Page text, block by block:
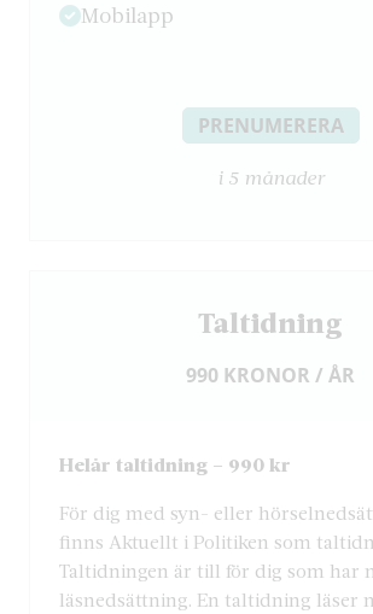
Mobilapp
PRENUMERERA
i 5 månader
Taltidning
990 KRONOR / ÅR
Helår taltidning – 990 kr
För dig med syn- eller
finns Aktuellt i Politiken som
Taltidningen är till för dig som har
läsnedsättning. En taltidning läser